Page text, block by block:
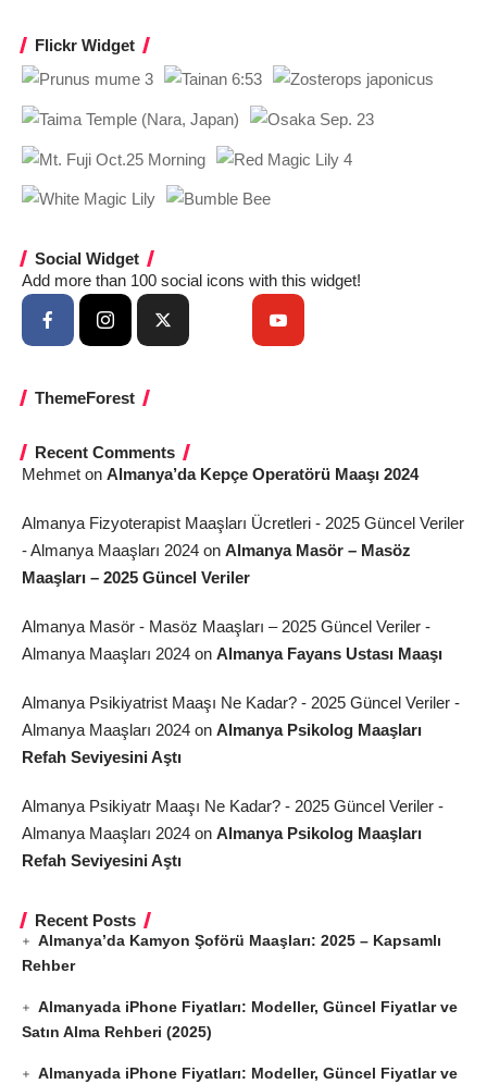
Flickr Widget
Social Widget
Add more than 100 social icons with this widget!
ThemeForest
Recent Comments
Mehmet on Almanya’da Kepçe Operatörü Maaşı 2024
Almanya Fizyoterapist Maaşları Ücretleri - 2025 Güncel Veriler
- Almanya Maaşları 2024 on Almanya Masör – Masöz
Maaşları – 2025 Güncel Veriler
Almanya Masör - Masöz Maaşları – 2025 Güncel Veriler -
Almanya Maaşları 2024 on Almanya Fayans Ustası Maaşı
Almanya Psikiyatrist Maaşı Ne Kadar? - 2025 Güncel Veriler -
Almanya Maaşları 2024 on Almanya Psikolog Maaşları
Refah Seviyesini Aştı
Almanya Psikiyatr Maaşı Ne Kadar? - 2025 Güncel Veriler -
Almanya Maaşları 2024 on Almanya Psikolog Maaşları
Refah Seviyesini Aştı
Recent Posts
Almanya’da Kamyon Şoförü Maaşları: 2025 – Kapsamlı
Rehber
Almanyada iPhone Fiyatları: Modeller, Güncel Fiyatlar ve
Satın Alma Rehberi (2025)
Almanyada iPhone Fiyatları: Modeller, Güncel Fiyatlar ve